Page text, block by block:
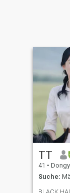
TT
41 •
Suche: